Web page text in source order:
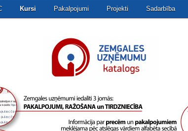
Kursi Pakalpojumi Projekti Sadarbība